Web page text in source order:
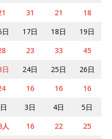
31 21
18
日 17日 18日
19日
23 33
45
日 24日 25日
26日
16 16
16
3日 4日
5日
人 16 22
25